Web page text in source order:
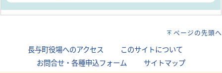
ページの先頭へ
長与町役場へのアクセス このサイトについて
お問合せ・各種申込フォーム
サイトマップ